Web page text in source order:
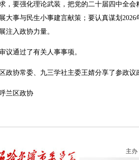
要强化理论武装，把党的二十届四中全会
大事与民生小事建言献策；要认真谋划
注入政协力量。
通过了有关人事事项。
协常委、九三学社主委王婧分享了参政议
区政协
主